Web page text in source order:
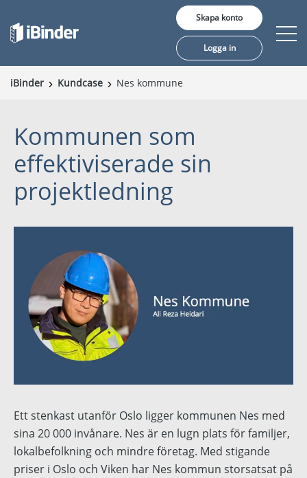
Pris
Insikter
Kunder
Om oss
Språk:
English
United States
Dansk
Nederlands
Skapa konto
Logga in
iBinder Kundcase Nes kommune
Kommunen som
effektiviserade sin
projektledning
Ett stenkast utanför Oslo ligger kommunen Nes med
sina 20 000 invånare. Nes är en lugn plats för familjer,
lokalbefolkning och mindre företag. Med stigande
priser i Oslo och Viken har Nes kommun storsatsat på